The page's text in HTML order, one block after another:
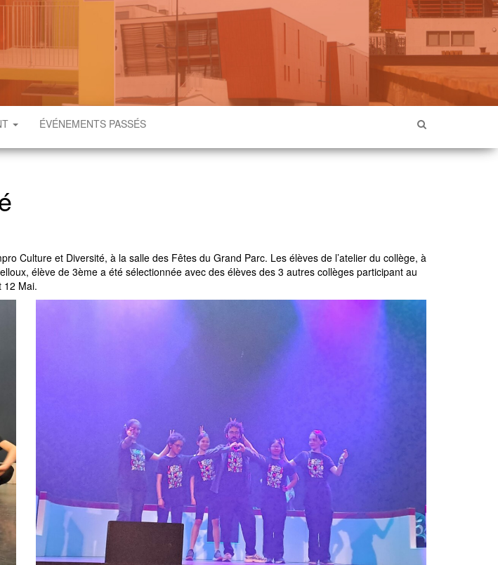
ÉVÉNEMENTS PASSÉS
Culture et Diversité, à la salle des Fêtes du Grand Parc. Les élèves de l’atelier du collège, à
élève de 3ème a été sélectionnée avec des élèves des 3 autres collèges participant au
12 Mai.